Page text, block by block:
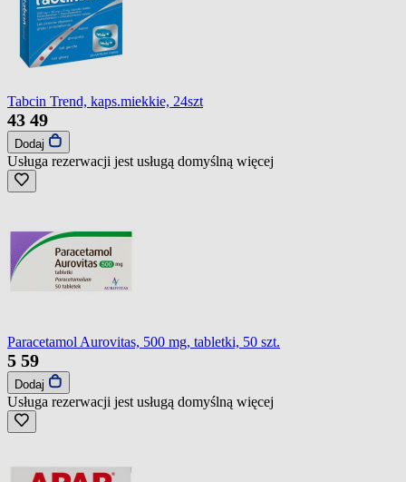
Tabcin Trend, kaps.miekkie, 24szt
43 49
Dodaj
Usługa rezerwacji jest usługą domyślną więcej
Paracetamol Aurovitas, 500 mg, tabletki, 50 szt.
5 59
Dodaj
Usługa rezerwacji jest usługą domyślną więcej